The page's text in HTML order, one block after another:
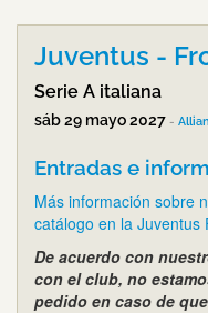
Juventus -
Serie A italiana
sáb 29 mayo 2027 -
Entradas e
Más información sobre
catálogo en la Juventus
De acuerdo con
con el club, no
pedido en caso de